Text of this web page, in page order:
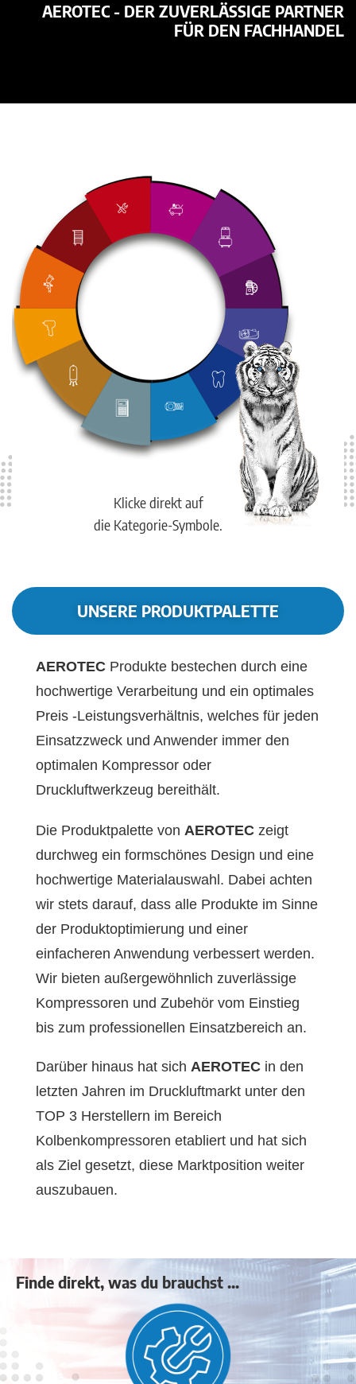
AEROTEC - DER ZUVERLÄSSIGE PARTNER
FÜR DEN FACHHANDEL
Klicke direkt auf
die Kategorie-Symbole.
UNSERE PRODUKTPALETTE
AEROTEC Produkte bestechen durch eine
hochwertige Verarbeitung und ein optimales
Preis -Leistungsverhältnis, welches für jeden
Einsatzzweck und Anwender immer den
optimalen Kompressor oder
Druckluftwerkzeug bereithält.
Die Produktpalette von AEROTEC zeigt
durchweg ein formschönes Design und eine
hochwertige Materialauswahl. Dabei achten
wir stets darauf, dass alle Produkte im Sinne
der Produktoptimierung und einer
einfacheren Anwendung verbessert werden.
Wir bieten außergewöhnlich zuverlässige
Kompressoren und Zubehör vom Einstieg
bis zum professionellen Einsatzbereich an.
Darüber hinaus hat sich AEROTEC in den
letzten Jahren im Druckluftmarkt unter den
TOP 3 Herstellern im Bereich
Kolbenkompressoren etabliert und hat sich
als Ziel gesetzt, diese Marktposition weiter
auszubauen.
Finde direkt, was du brauchst ...